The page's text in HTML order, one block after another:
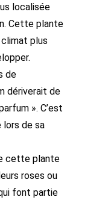
localisée
Cette plante
plus
de
dériverait de
». C’est
lors de sa
cette plante
roses ou
font partie